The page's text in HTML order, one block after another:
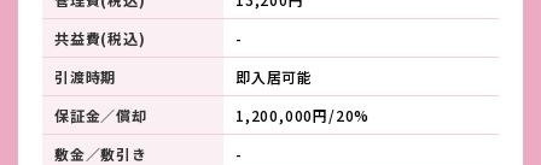
共益費(税込)
-
引渡時期
即入居可能
保証金／償却
1,200,000円/20%
敷金／敷引き
-